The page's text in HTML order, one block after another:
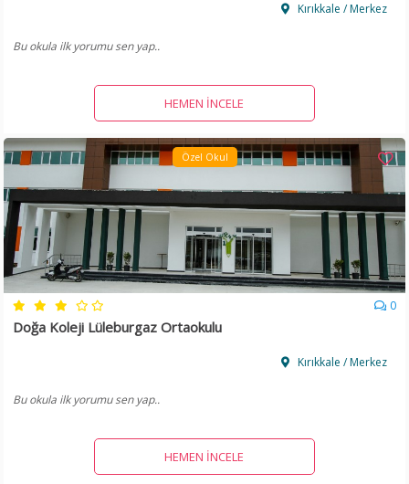
Kırıkkale / Merkez
Bu okula ilk yorumu sen yap..
HEMEN İNCELE
Özel Okul
0
Doğa Koleji Lüleburgaz Ortaokulu
Kırıkkale / Merkez
Bu okula ilk yorumu sen yap..
HEMEN İNCELE